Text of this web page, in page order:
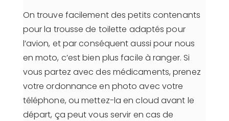
On trouve facilement des petits contenants
pour la trousse de toilette adaptés pour
l’avion, et par conséquent aussi pour nous
en moto, c’est bien plus facile à ranger. Si
vous partez avec des médicaments, prenez
votre ordonnance en photo avec votre
téléphone, ou mettez-la en cloud avant le
départ, ça peut vous servir en cas de